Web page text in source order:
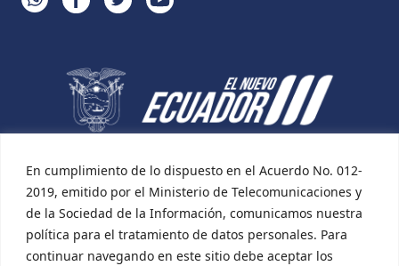
En cumplimiento de lo dispuesto en el Acuerdo No. 012-
2019, emitido por el Ministerio de Telecomunicaciones y
de la Sociedad de la Información, comunicamos nuestra
política para el tratamiento de datos personales. Para
continuar navegando en este sitio debe aceptar los